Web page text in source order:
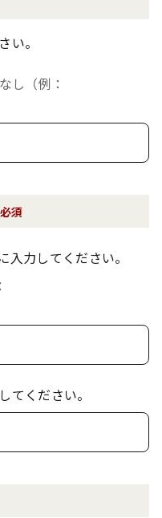
い。
し（例：
必須
力してください。
てください。